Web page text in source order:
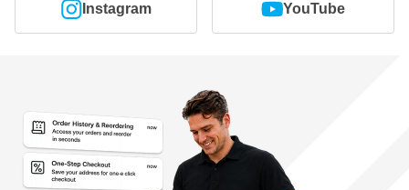
Instagram YouTube